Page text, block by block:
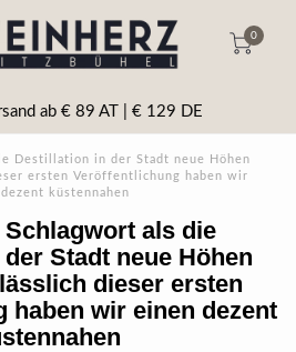
0
ab € 89 AT | € 129 DE
Destillation in der Stadt neue Höhen
ersten Veröffentlichung haben wir
küstennahen
als die
Stadt neue Höhen
dieser ersten
haben wir einen dezent